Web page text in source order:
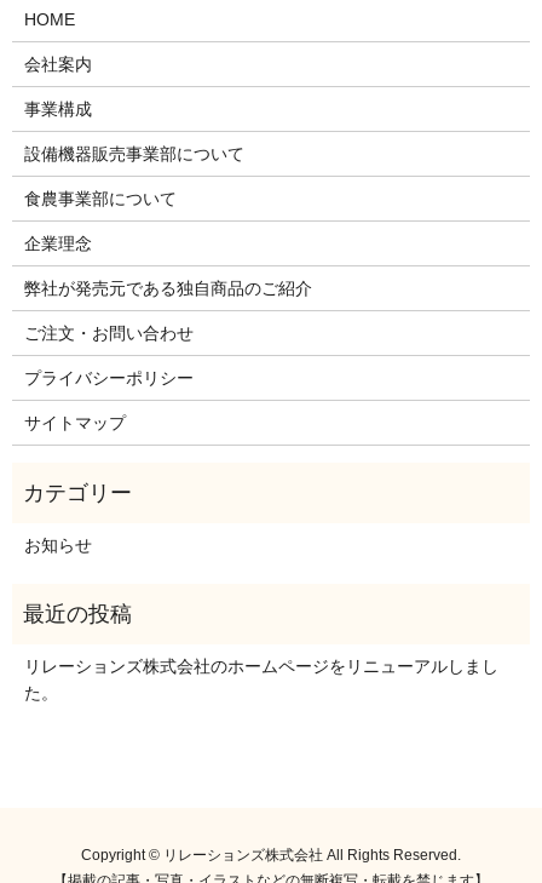
HOME
会社案内
事業構成
設備機器販売事業部について
食農事業部について
企業理念
弊社が発売元である独自商品のご紹介
ご注文・お問い合わせ
プライバシーポリシー
サイトマップ
お知らせ
リレーションズ株式会社のホームページをリニューアルしまし
た。
Copyright © リレーションズ株式会社 All Rights Reserved.